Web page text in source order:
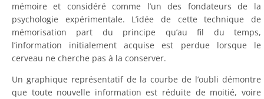
mémoire et considéré comme l’un des fondateurs de la
psychologie expérimentale. L’idée de cette technique de
mémorisation part du principe qu’au fil du temps,
l’information initialement acquise est perdue lorsque le
cerveau ne cherche pas à la conserver.
Un graphique représentatif de la courbe de l’oubli démontre
que toute nouvelle information est réduite de moitié, voire